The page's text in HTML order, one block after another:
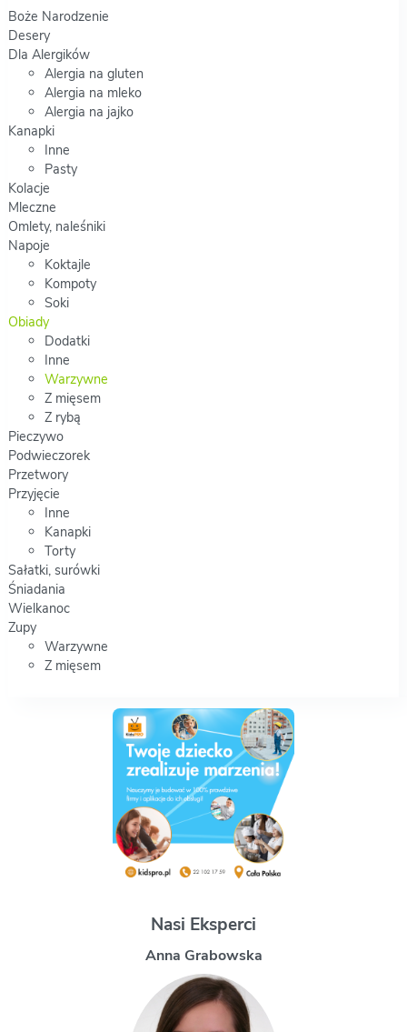
Boże Narodzenie
Desery
Dla Alergików
Alergia na gluten
Alergia na mleko
Alergia na jajko
Kanapki
Inne
Pasty
Kolacje
Mleczne
Omlety, naleśniki
Napoje
Koktajle
Kompoty
Soki
Obiady
Dodatki
Inne
Warzywne
Z mięsem
Z rybą
Pieczywo
Podwieczorek
Przetwory
Przyjęcie
Inne
Kanapki
Torty
Sałatki, surówki
Śniadania
Wielkanoc
Zupy
Warzywne
Z mięsem
Nasi Eksperci
Magdalena Uchman